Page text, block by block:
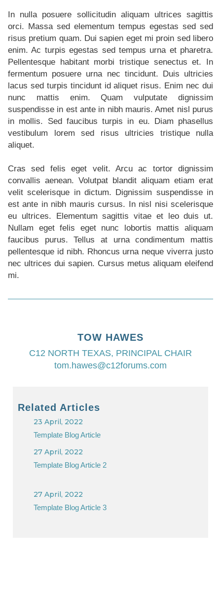
In nulla posuere sollicitudin aliquam ultrices sagittis
orci. Massa sed elementum tempus egestas sed sed
risus pretium quam. Dui sapien eget mi proin sed libero
enim. Ac turpis egestas sed tempus urna et pharetra.
Pellentesque habitant morbi tristique senectus et. In
fermentum posuere urna nec tincidunt. Duis ultricies
lacus sed turpis tincidunt id aliquet risus. Enim nec dui
nunc mattis enim. Quam vulputate dignissim
suspendisse in est ante in nibh mauris. Amet nisl purus
in mollis. Sed faucibus turpis in eu. Diam phasellus
vestibulum lorem sed risus ultricies tristique nulla
aliquet.
Cras sed felis eget velit. Arcu ac tortor dignissim
convallis aenean. Volutpat blandit aliquam etiam erat
velit scelerisque in dictum. Dignissim suspendisse in
est ante in nibh mauris cursus. In nisl nisi scelerisque
eu ultrices. Elementum sagittis vitae et leo duis ut.
Nullam eget felis eget nunc lobortis mattis aliquam
faucibus purus. Tellus at urna condimentum mattis
pellentesque id nibh. Rhoncus urna neque viverra justo
nec ultrices dui sapien. Cursus metus aliquam eleifend
mi.
TOW HAWES
C12 NORTH TEXAS, PRINCIPAL CHAIR
tom.hawes@c12forums.com
Related Articles
23 April, 2022
Template Blog Article
27 April, 2022
Template Blog Article 2
27 April, 2022
Template Blog Article 3